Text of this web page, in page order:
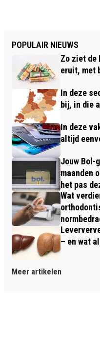
POPULAIR NIEUWS
Zo ziet de
eruit, met
In deze
bij, in die
In deze
altijd
Jouw Bol-
maanden
het pas
Wat
– en wat
Meer artikelen